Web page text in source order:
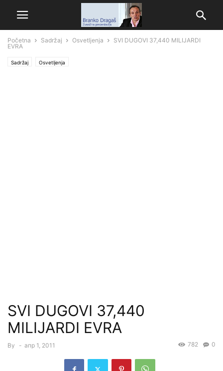
Početna Sadržaj Osvetljenja
SVI DUGOVI 37,440 MILIJARDI
EVRA
Sadržaj Osvetljenja
SVI DUGOVI 37,440
MILIJARDI EVRA
By - апр 1, 2011 0
782